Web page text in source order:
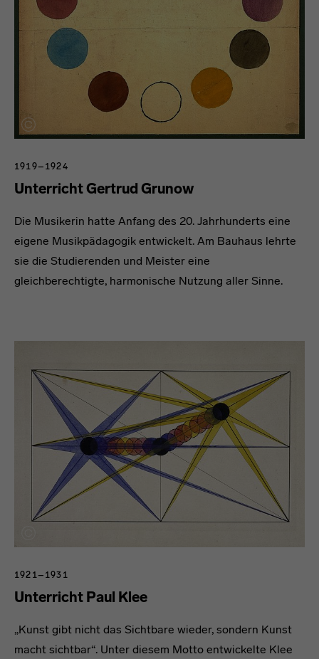
1919–1924
Unterricht Gertrud Grunow
Die Musikerin hatte Anfang des 20. Jahrhunderts eine
eigene Musikpädagogik entwickelt. Am Bauhaus lehrte
sie die Studierenden und Meister eine
gleichberechtigte, harmonische Nutzung aller Sinne.
1921–1931
Unterricht Paul Klee
„Kunst gibt nicht das Sichtbare wieder, sondern Kunst
macht sichtbar“. Unter diesem Motto entwickelte Klee